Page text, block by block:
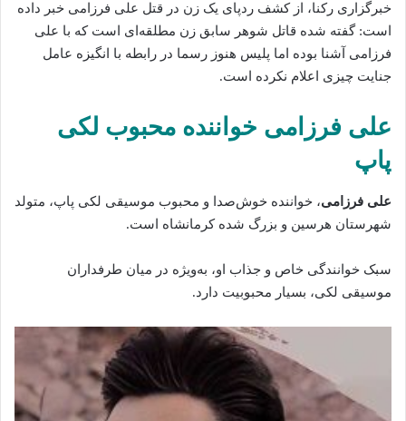
خبرگزاری رکنا، از کشف ردپای یک زن در قتل علی فرزامی خبر داده‌
است: گفته‌ شده قاتل شوهر سابق زن مطلقه‌ای است که با علی
فرزامی آشنا بوده اما پلیس هنوز رسما در رابطه با انگیزه عامل
جنایت چیزی اعلام نکرده است.
علی فرزامی خواننده محبوب لکی
پاپ
علی فرزامی، خواننده خوش‌صدا و محبوب موسیقی لکی پاپ، متولد
شهرستان هرسین و بزرگ شده‌ کرمانشاه است.
سبک خوانندگی خاص و جذاب او، به‌ویژه در میان طرفداران
موسیقی لکی، بسیار محبوبیت دارد.